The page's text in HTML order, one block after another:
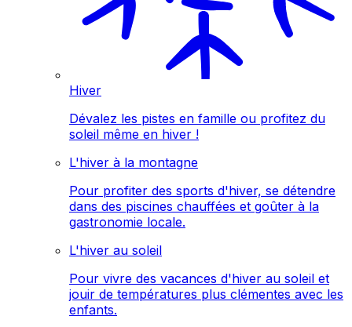
Hiver
Dévalez les pistes en famille ou profitez du
soleil même en hiver !
L'hiver à la montagne
Pour profiter des sports d'hiver, se détendre
dans des piscines chauffées et goûter à la
gastronomie locale.
L'hiver au soleil
Pour vivre des vacances d'hiver au soleil et
jouir de températures plus clémentes avec les
enfants.